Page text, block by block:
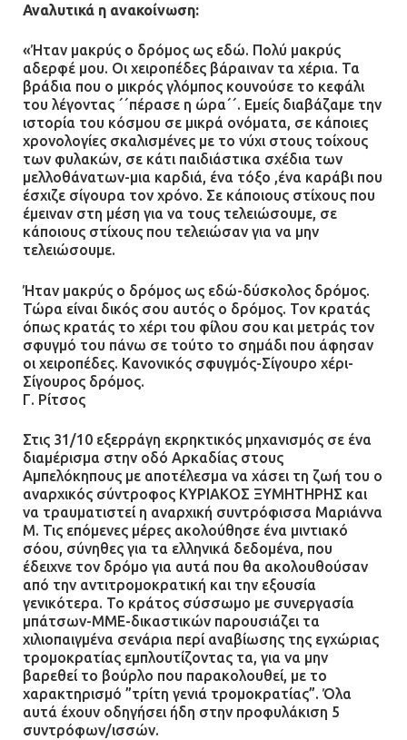
Αναλυτικά η ανακοίνωση:
«Ήταν μακρύς ο δρόμος ως εδώ. Πολύ μακρύς
αδερφέ μου. Οι χειροπέδες βάραιναν τα χέρια. Τα
βράδια που ο μικρός γλόμπος κουνούσε το κεφάλι
του λέγοντας ´´πέρασε η ώρα´´. Εμείς διαβάζαμε την
ιστορία του κόσμου σε μικρά ονόματα, σε κάποιες
χρονολογίες σκαλισμένες με το νύχι στους τοίχους
των φυλακών, σε κάτι παιδιάστικα σχέδια των
μελλοθάνατων-μια καρδιά, ένα τόξο ,ένα καράβι που
έσχιζε σίγουρα τον χρόνο. Σε κάποιους στίχους που
έμειναν στη μέση για να τους τελειώσουμε, σε
κάποιους στίχους που τελειώσαν για να μην
τελειώσουμε.
Ήταν μακρύς ο δρόμος ως εδώ-δύσκολος δρόμος.
Τώρα είναι δικός σου αυτός ο δρόμος. Τον κρατάς
όπως κρατάς το χέρι του φίλου σου και μετράς τον
σφυγμό του πάνω σε τούτο το σημάδι που άφησαν
οι χειροπέδες. Κανονικός σφυγμός-Σίγουρο χέρι-
Σίγουρος δρόμος.
Γ. Ρίτσος
Στις 31/10 εξερράγη εκρηκτικός μηχανισμός σε ένα
διαμέρισμα στην οδό Αρκαδίας στους
Αμπελόκηπους με αποτέλεσμα να χάσει τη ζωή του ο
αναρχικός σύντροφος ΚΥΡΙΑΚΟΣ ΞΥΜΗΤΗΡΗΣ και
να τραυματιστεί η αναρχική συντρόφισσα Μαριάννα
Μ. Τις επόμενες μέρες ακολούθησε ένα μιντιακό
σόου, σύνηθες για τα ελληνικά δεδομένα, που
έδειχνε τον δρόμο για αυτά που θα ακολουθούσαν
από την αντιτρομοκρατική και την εξουσία
γενικότερα. Το κράτος σύσσωμο με συνεργασία
μπάτσων-ΜΜΕ-δικαστικών παρουσιάζει τα
χιλιοπαιγμένα σενάρια περί αναβίωσης της εγχώριας
τρομοκρατίας εμπλουτίζοντας τα, για να μην
βαρεθεί το βούρλο που παρακολουθεί, με το
χαρακτηρισμό ”τρίτη γενιά τρομοκρατίας”. Όλα
αυτά έχουν οδηγήσει ήδη στην προφυλάκιση 5
συντρόφων/ισσών.